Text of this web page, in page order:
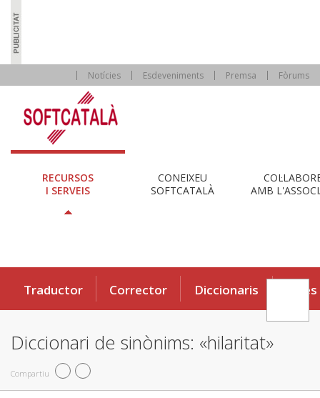
Notícies Esdeveniments Premsa Fòrums
RECURSOS
I SERVEIS
CONEIXEU
SOFTCATALÀ
AMB
Traductor Corrector Diccionaris Eines
Diccionari de sinònims: «hilaritat»
Compartiu